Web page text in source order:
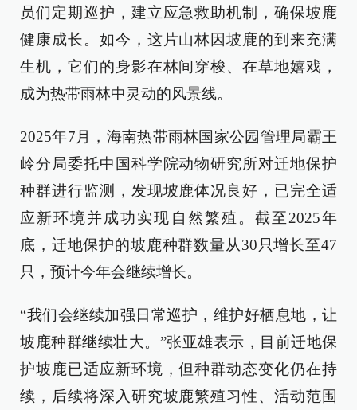
员们定期巡护，建立应急救助机制，确保坡鹿
健康成长。如今，这片山林因坡鹿的到来充满
生机，它们的身影在林间穿梭、在草地嬉戏，
成为热带雨林中灵动的风景线。
2025年7月，海南热带雨林国家公园管理局霸王
岭分局委托中国科学院动物研究所对迁地保护
种群进行监测，发现坡鹿体况良好，已完全适
应新环境并成功实现自然繁殖。截至2025年
底，迁地保护的坡鹿种群数量从30只增长至47
只，预计今年会继续增长。
“我们会继续加强日常巡护，维护好栖息地，让
坡鹿种群继续壮大。”张亚雄表示，目前迁地保
护坡鹿已适应新环境，但种群动态变化仍在持
续，后续将深入研究坡鹿繁殖习性、活动范围